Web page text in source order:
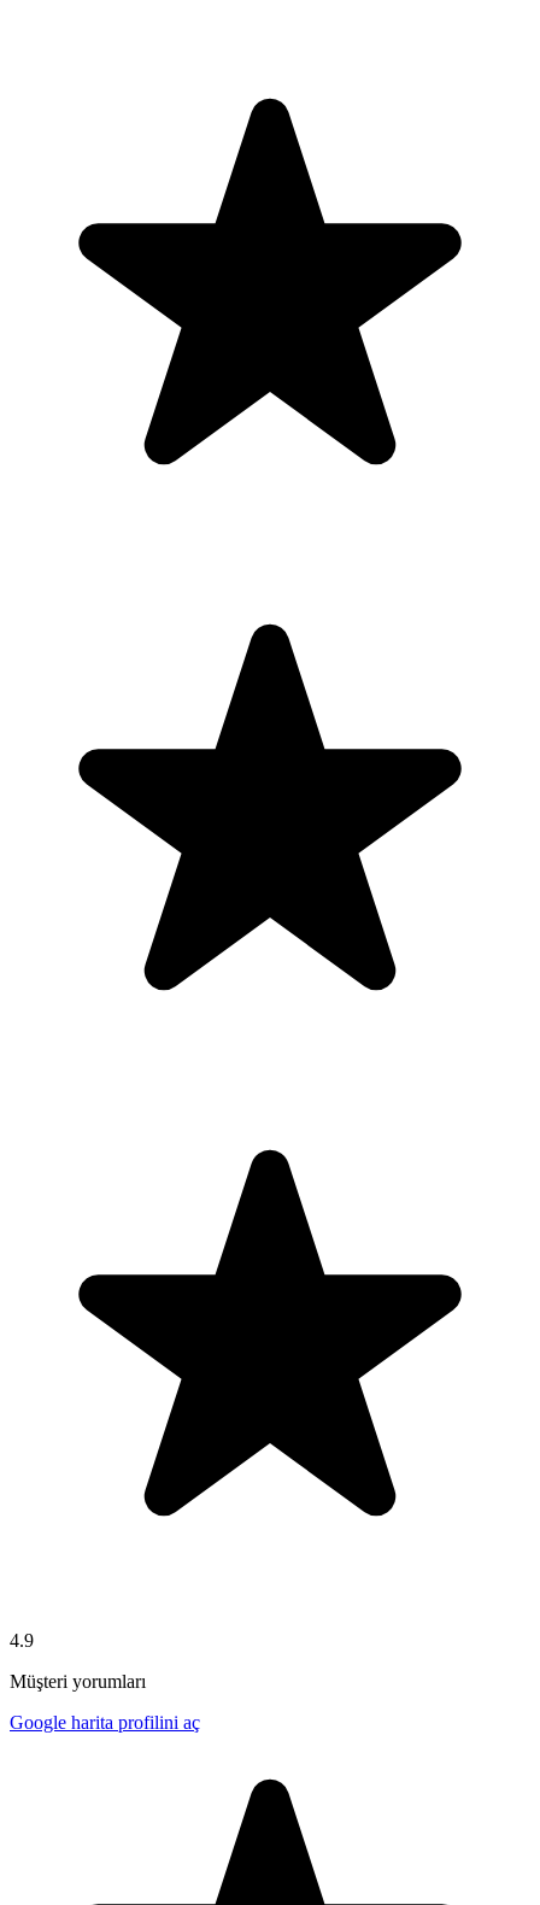
4.9
Müşteri yorumları
Google harita profilini aç